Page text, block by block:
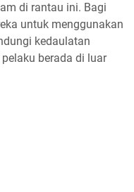
di rantau ini. Bagi
untuk menggunakan
kedaulatan
berada di luar